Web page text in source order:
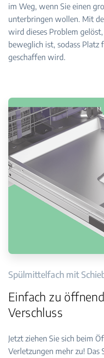
im Weg, wenn Sie einen
unterbringen wollen. Mit
wird dieses Problem
beweglich ist, sodass Platz
geschaffen wird.
Spülmittelfach mit
Einfach zu
Verschluss
Jetzt ziehen Sie sich beim
Verletzungen mehr zu!